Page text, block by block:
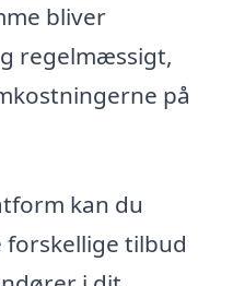
bliver
regelmæssigt,
på
kan du
tilbud